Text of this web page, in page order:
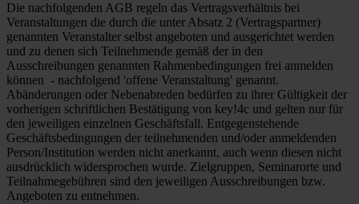
Die nachfolgenden AGB regeln das Vertragsverhältnis bei
Veranstaltungen die durch die unter Absatz 2 (Vertragspartner)
genannten Veranstalter selbst angeboten und ausgerichtet werden
und zu denen sich Teilnehmende gemäß der in den
Ausschreibungen genannten Rahmenbedingungen frei anmelden
können - nachfolgend 'offene Veranstaltung' genannt.
Abänderungen oder Nebenabreden bedürfen zu ihrer Gültigkeit der
vorherigen schriftlichen Bestätigung von key!4c und gelten nur für
den jeweiligen einzelnen Geschäftsfall. Entgegenstehende
Geschäftsbedingungen der teilnehmenden und/oder anmeldenden
Person/Institution werden nicht anerkannt, auch wenn diesen nicht
ausdrücklich widersprochen wurde. Zielgruppen, Seminarorte und
Teilnahmegebühren sind den jeweiligen Ausschreibungen bzw.
Angeboten zu entnehmen.